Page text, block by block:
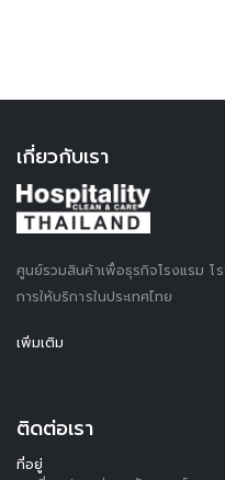
เกี่ยวกับเรา
ศูนย์รวมสินค้าเพื่อธุรกิจโรงแรม โ
การให้บริการในประเทศไทย
เพิ่มเติม
ติดต่อเรา
ที่อยู่